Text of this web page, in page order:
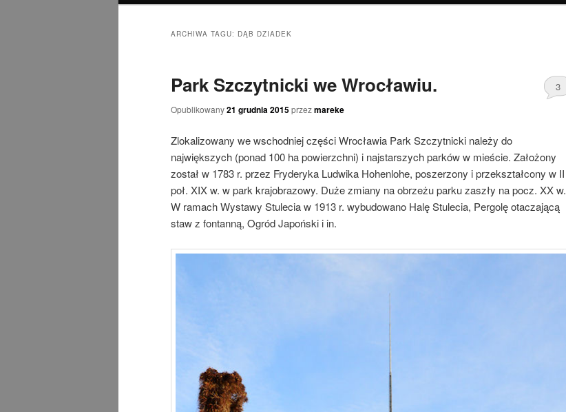
ARCHIWA TAGU: DĄB DZIADEK
Park Szczytnicki we Wrocławiu.
Opublikowany21 grudnia 2015przezmareke
3
Zlokalizowany we wschodniej części Wrocławia Park Szczytnicki należy do
największych (ponad 100 ha powierzchni) i najstarszych parków w mieście. Założony
został w 1783 r. przez Fryderyka Ludwika Hohenlohe, poszerzony i przekształcony w II
poł. XIX w. w park krajobrazowy. Duże zmiany na obrzeżu parku zaszły na pocz. XX w.
W ramach Wystawy Stulecia w 1913 r. wybudowano Halę Stulecia, Pergolę otaczającą
staw z fontanną, Ogród Japoński i in.